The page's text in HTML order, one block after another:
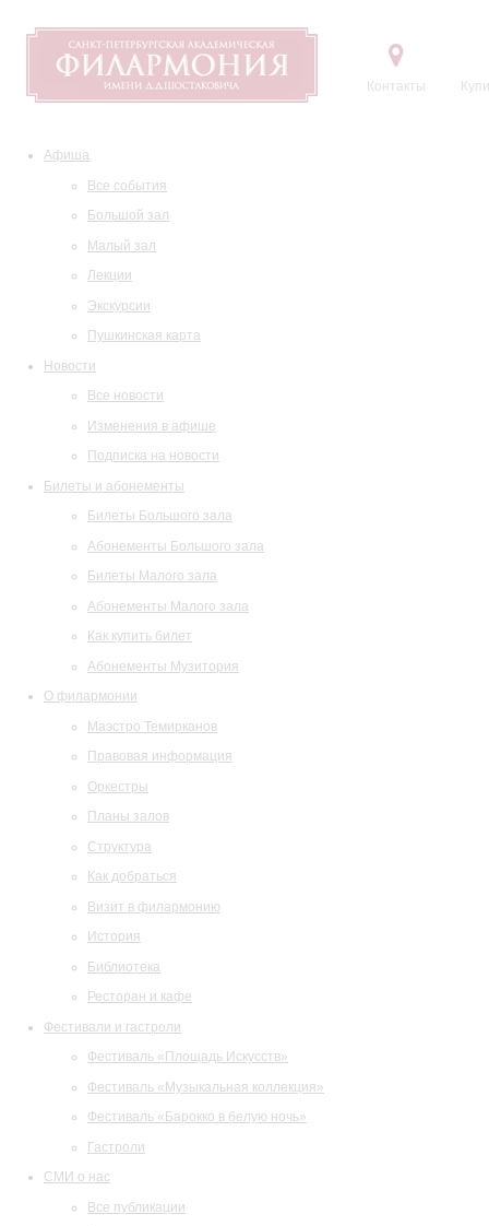
Контакты
Афиша
Все события
Большой зал
Малый зал
Лекции
Экскурсии
Пушкинская карта
Новости
Все новости
Изменения в афише
Подписка на новости
Билеты и абонементы
Билеты Большого зала
Абонементы Большого зала
Билеты Малого зала
Абонементы Малого зала
Как купить билет
Абонементы Музитория
О филармонии
Маэстро Темирканов
Правовая информация
Оркестры
Планы залов
Структура
Как добраться
Визит в филармонию
История
Библиотека
Ресторан и кафе
Фестивали и гастроли
Фестиваль «Площадь Искусств»
Фестиваль «Музыкальная коллекция»
Фестиваль «Барокко в белую ночь»
Гастроли
СМИ о нас
Все публикации